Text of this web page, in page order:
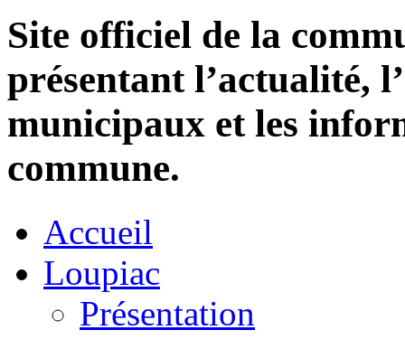
Site officiel de la
présentant l’actualité,
municipaux et les
commune.
Accueil
Loupiac
Présentation